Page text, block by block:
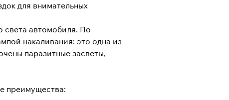
для внимательных
света автомобиля. По
накаливания: это одна из
паразитные засветы,
преимущества: